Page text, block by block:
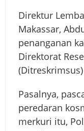
Direktur
Makassar,
penanganan
Direktorat
Pasalnya,
peredaran
merkuri itu,